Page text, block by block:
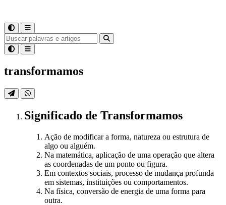
transformamos
Significado de Transformamos
Ação de modificar a forma, natureza ou estrutura de
algo ou alguém.
Na matemática, aplicação de uma operação que altera
as coordenadas de um ponto ou figura.
Em contextos sociais, processo de mudança profunda
em sistemas, instituições ou comportamentos.
Na física, conversão de energia de uma forma para
outra.